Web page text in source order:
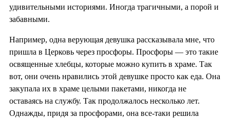
удивительными историями. Иногда трагичными, а порой и
забавными.
Например, одна верующая девушка рассказывала мне, что
пришла в Церковь через просфоры. Просфоры — это такие
освященные хлебцы, которые можно купить в храме. Так
вот, они очень нравились этой девушке просто как еда. Она
закупала их в храме целыми пакетами, никогда не
оставаясь на службу. Так продолжалось несколько лет.
Однажды, придя за просфорами, она все-таки решила